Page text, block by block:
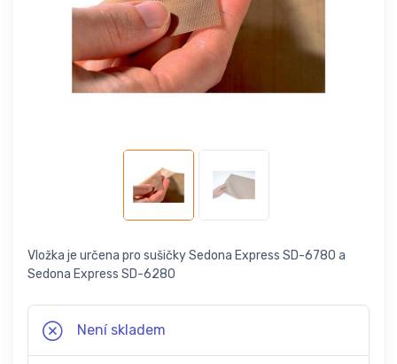
Vložka je určena pro sušičky Sedona Express SD-6780 a
Sedona Express SD-6280
Není skladem